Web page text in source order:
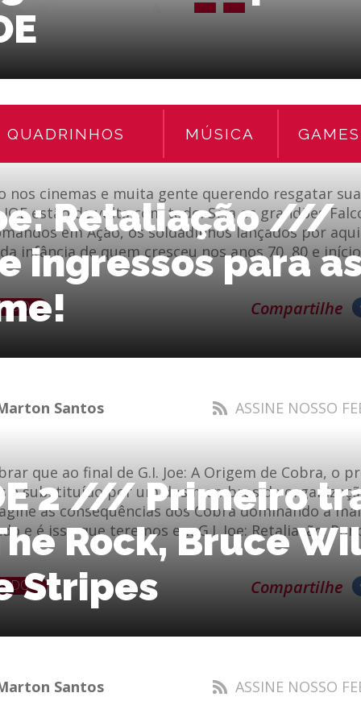
QUADRINHOS MÚSICA GAMES
Marton Santos ASSINE NOSSO
nos cinemas e muita gente querendo resgatar
JOE estão de volta com tudo. Seja os grandões
em Ação, os soldadinhos lançados por
infância de quem cresceu nos anos 70, 80 e
Compartilhe
Retaliação ///
ingressos para
Santos ASSINE NOSSO
que ao final de G.I. Joe: A Origem de Cobra, o
é substituído por um dos membros da
as consequências dos Cobra dominando a
e é isso que teremos em G.I. Joe: Retaliação.
Compartilhe
2 /// Primeiro
Rock, Bruce
Stripes
Santos ASSINE NOSSO